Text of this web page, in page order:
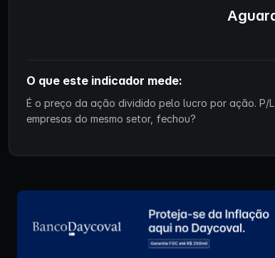
O que este indicador mede:
É o preço da ação dividido pelo lucro por ação. P/
empresas do mesmo setor, fechou?